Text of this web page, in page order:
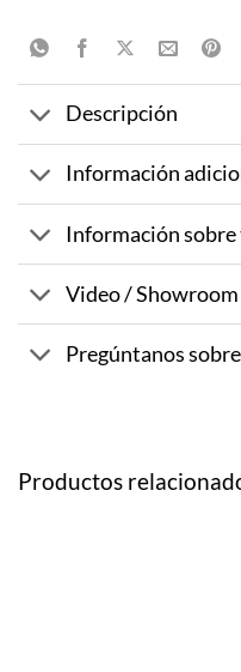
Descripción
Información
Información sobre
Video /
Pregúntanos
Productos